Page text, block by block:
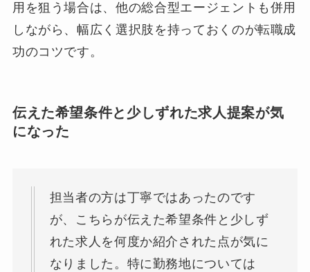
用を狙う場合は、他の総合型エージェントも併用
しながら、幅広く選択肢を持っておくのが転職成
功のコツです。
伝えた希望条件と少しずれた求人提案が気
になった
担当者の方は丁寧ではあったのです
が、こちらが伝えた希望条件と少しず
れた求人を何度か紹介された点が気に
なりました。特に勤務地については